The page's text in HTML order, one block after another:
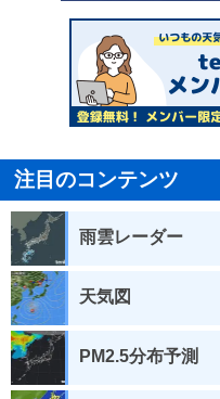
注目のコンテンツ
雨雲レーダー
天気図
PM2.5分布予測